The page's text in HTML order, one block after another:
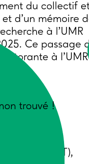
trouvé !
du collectif
d’un mémoire
à l’UMR
Ce passage
à l’UMR
et SADAPT),